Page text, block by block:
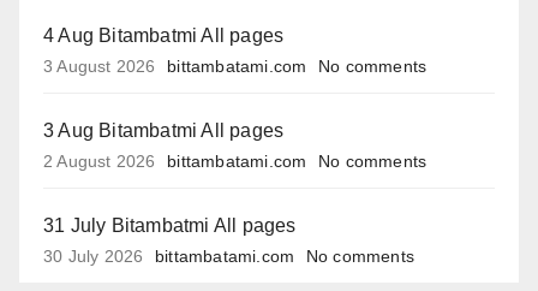
4 Aug Bitambatmi All pages
3 August 2026 bittambatami.com No comments
3 Aug Bitambatmi All pages
2 August 2026 bittambatami.com No comments
31 July Bitambatmi All pages
30 July 2026 bittambatami.com No comments